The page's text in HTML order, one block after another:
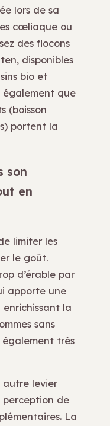
lors de sa
cœliaque ou
des flocons
disponibles
bio et
également que
(boisson
portent la
son
en
limiter les
le goût.
d’érable par
apporte une
la
sans
très
levier
perception de
La